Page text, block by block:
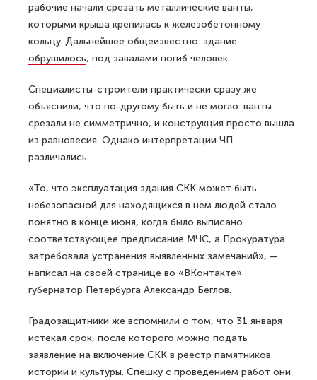
рабочие начали срезать металлические ванты,
которыми крыша крепилась к железобетонному
кольцу. Дальнейшее общеизвестно: здание
обрушилось, под завалами погиб человек.
Специалисты-строители практически сразу же
объяснили, что по-другому быть и не могло: ванты
срезали не симметрично, и конструкция просто вышла
из равновесия. Однако интерпретации ЧП
различались.
«То, что эксплуатация здания СКК может быть
небезопасной для находящихся в нем людей стало
понятно в конце июня, когда было выписано
соответствующее предписание МЧС, а Прокуратура
затребовала устранения выявленных замечаний», —
написал на своей странице во «ВКонтакте»
губернатор Петербурга Александр Беглов.
Градозащитники же вспомнили о том, что 31 января
истекал срок, после которого можно подать
заявление на включение СКК в реестр памятников
истории и культуры. Спешку с проведением работ они